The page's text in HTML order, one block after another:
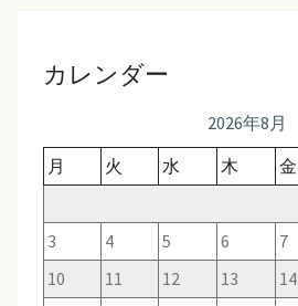
カレンダー
2026年8月
月
火 水 木 金
3
4 5 6 7
10
11 12 13 14